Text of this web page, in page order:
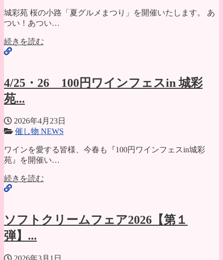
城彩苑 桜の小路「夏グルメまつり」を開催いたします。 あ
つい！あつい…
続きを読む
4/25・26 100円ワインフェスin 城彩
苑...
2026年4月23日
催し物 NEWS
ワインを愛する皆様、今春も『100円ワインフェスin城彩
苑』を開催い…
続きを読む
ソフトクリームフェア2026【第１
弾】...